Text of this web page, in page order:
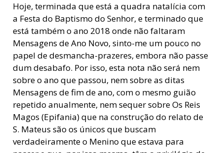
Hoje, terminada que está a quadra natalícia com
a Festa do Baptismo do Senhor, e terminado que
está também o ano 2018 onde não faltaram
Mensagens de Ano Novo, sinto-me um pouco no
papel de desmancha-prazeres, embora não passe
dum desabafo. Por isso, esta nota não será nem
sobre o ano que passou, nem sobre as ditas
Mensagens de fim de ano, com o mesmo guião
repetido anualmente, nem sequer sobre Os Reis
Magos (Epifania) que na construção do relato de
S. Mateus são os únicos que buscam
verdadeiramente o Menino que estava para